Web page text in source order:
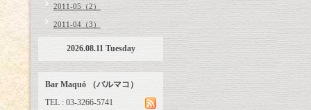
2011-05（2）
2011-04（3）
2026.08.11 Tuesday
Bar Maquó （バルマコ）
TEL : 03-3266-5741